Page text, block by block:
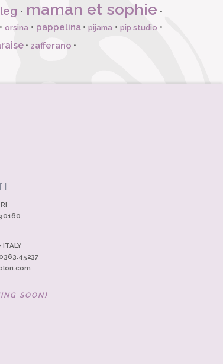
• maman et sophie •
• orsina • pappelina•pijama • pip studio •
• zafferano •
SOON)